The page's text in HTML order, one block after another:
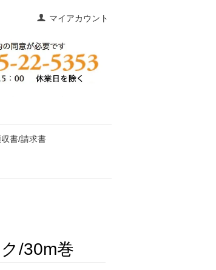
マイアカウント
書/請求書
/30m巻